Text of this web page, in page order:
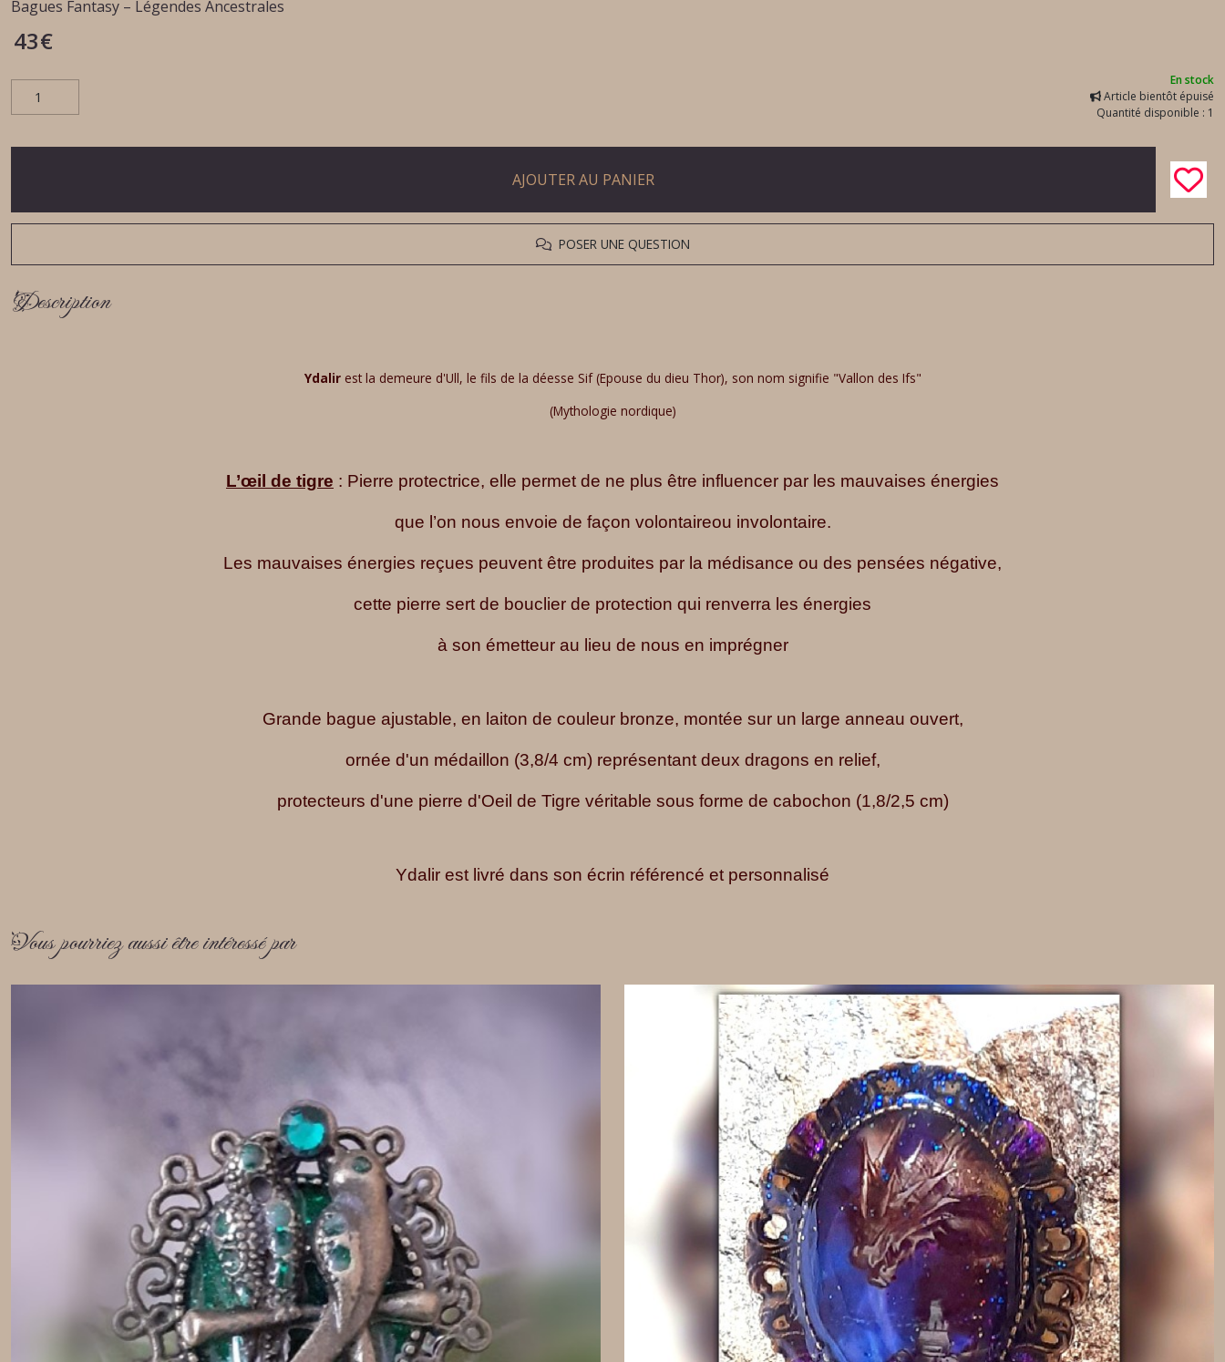
Bagues Fantasy – Légendes Ancestrales
43€
En stock
Article bientôt épuisé
Quantité disponible : 1
AJOUTER AU PANIER
POSER UNE QUESTION
Description
Ydalirest la demeure d'Ull, le fils de la déesse Sif (Epouse du dieu Thor), son nom signifie "Vallon des Ifs"
(Mythologie nordique)
L’œil de tigre : Pierre protectrice, elle permet de ne plus être influencer par les mauvaises énergies
que l’on nous envoie de façon volontaireou involontaire.
Les mauvaises énergies reçues peuvent être produites par la médisance ou des pensées négative,
cette pierre sert de bouclier de protection qui renverra les énergies
à son émetteur au lieu de nous en imprégner
Grande bague ajustable, en laiton de couleur bronze, montée sur un large anneau ouvert,
ornée d'un médaillon (3,8/4 cm) représentant deux dragons en relief,
protecteurs d'une pierre d'Oeil de Tigre véritable sous forme de cabochon (1,8/2,5 cm)
Ydalir est livré dans son écrin référencé et personnalisé
Vous pourriez aussi être intéressé par